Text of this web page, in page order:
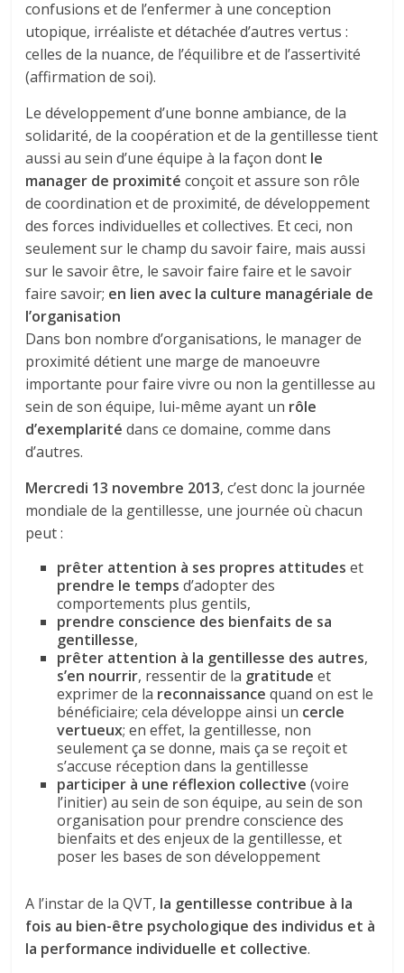
confusions et de l’enfermer à une conception
utopique, irréaliste et détachée d’autres vertus :
celles de la nuance, de l’équilibre et de l’assertivité
(affirmation de soi).
Le développement d’une bonne ambiance, de la
solidarité, de la coopération et de la gentillesse tient
aussi au sein d’une équipe à la façon dont le
manager de proximité conçoit et assure son rôle
de coordination et de proximité, de développement
des forces individuelles et collectives. Et ceci, non
seulement sur le champ du savoir faire, mais aussi
sur le savoir être, le savoir faire faire et le savoir
faire savoir; en lien avec la culture managériale de
l’organisation
Dans bon nombre d’organisations, le manager de
proximité détient une marge de manoeuvre
importante pour faire vivre ou non la gentillesse au
sein de son équipe, lui-même ayant un rôle
d’exemplarité dans ce domaine, comme dans
d’autres.
Mercredi 13 novembre 2013, c’est donc la journée
mondiale de la gentillesse, une journée où chacun
peut :
prêter attention à ses propres attitudes et
prendre le temps d’adopter des
comportements plus gentils,
prendre conscience des bienfaits de sa
gentillesse,
prêter attention à la gentillesse des autres,
s’en nourrir, ressentir de la gratitudeet
exprimer de la reconnaissancequand on est le
bénéficiaire; cela développe ainsi un cercle
vertueux; en effet, la gentillesse, non
seulement ça se donne, mais ça se reçoit et
s’accuse réception dans la gentillesse
participer à une réflexion collective (voire
l’initier) au sein de son équipe, au sein de son
organisation pour prendre conscience des
bienfaits et des enjeux de la gentillesse, et
poser les bases de son développement
A l’instar de la QVT, la gentillesse contribue à la
fois au bien-être psychologique des individus et à
la performance individuelle et collective.